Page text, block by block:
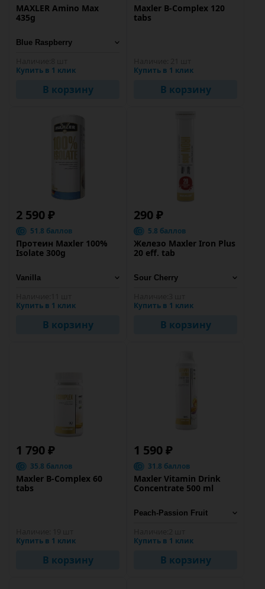
MAXLER Amino Max
435g
Купить в 1 клик
В корзину
Maxler B-Complex 120
tabs
Купить в 1 клик
В корзину
2 590 ₽
51.8 баллов
Протеин Maxler 100%
Isolate 300g
Купить в 1 клик
В корзину
290 ₽
5.8 баллов
Железо Maxler Iron Plus
20 eff. tab
Купить в 1 клик
В корзину
1 790 ₽
35.8 баллов
Maxler B-Complex 60
tabs
Купить в 1 клик
В корзину
1 590 ₽
31.8 баллов
Maxler Vitamin Drink
Concentrate 500 ml
Купить в 1 клик
В корзину